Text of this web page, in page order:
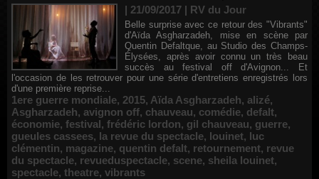
| 21/09/2017 | RV du Jour
Belle surprise avec ce retour des "Vibrants"
d'Aïda Asgharzadeh, mise en scène par
Quentin Defaltque, au Studio des Champs-
Élysées, après avoir connu un très beau
succès au festival off d'Avignon... Et
l'occasion de les retrouver pour une série d'entretiens enregistrés lors
d'une première reprise...
1ere guerre mondiale, 2015, Aïda Asgharzadeh, alizé,
Asgharzadeh, avignon off, chauveau, comédie, defalt,
économie, festival, frédéric lordon, gil chauveau, guerre,
gueules cassees, la revue du spectacle, louinet, luc
clémentin, magazine, quentin defalt, retournement, revue
du spectacle, revueduspectacle, scene, sheila louinet,
spectacle, theatre, vibrants